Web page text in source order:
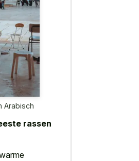
Arabisch
rassen